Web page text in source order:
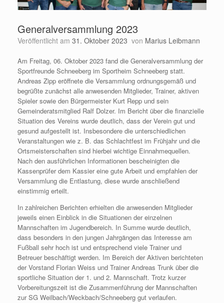
Generalversammlung 2023
Veröffentlicht am 31. Oktober 2023 von Marius Leibmann
Am Freitag, 06. Oktober 2023 fand die Generalversammlung der
Sportfreunde Schneeberg im Sportheim Schneeberg statt.
Andreas Zipp eröffnete die Versammlung ordnungsgemäß und
begrüßte zunächst alle anwesenden Mitglieder, Trainer, aktiven
Spieler sowie den Bürgermeister Kurt Repp und sein
Gemeinderatsmitglied Ralf Dolzer. Im Bericht über die finanzielle
Situation des Vereins wurde deutlich, dass der Verein gut und
gesund aufgestellt ist. Insbesondere die unterschiedlichen
Veranstaltungen wie z. B. das Schlachtfest im Frühjahr und die
Ortsmeisterschaften sind hierbei wichtige Einnahmequellen.
Nach den ausführlichen Informationen bescheinigten die
Kassenprüfer dem Kassier eine gute Arbeit und empfahlen der
Versammlung die Entlastung, diese wurde anschließend
einstimmig erteilt.
In zahlreichen Berichten erhielten die anwesenden Mitglieder
jeweils einen Einblick in die Situationen der einzelnen
Mannschaften im Jugendbereich. In Summe wurde deutlich,
dass besonders in den jungen Jahrgängen das Interesse am
Fußball sehr hoch ist und entsprechend viele Trainer und
Betreuer beschäftigt werden. Im Bereich der Aktiven berichteten
der Vorstand Florian Weiss und Trainer Andreas Trunk über die
sportliche Situation der 1. und 2. Mannschaft. Trotz kurzer
Vorbereitungszeit ist die Zusammenführung der Mannschaften
zur SG Weilbach/Weckbach/Schneeberg gut verlaufen.